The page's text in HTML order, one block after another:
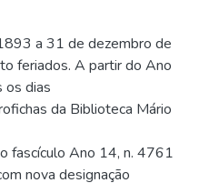
a 31 de dezembro de
feriados. A partir do Ano
os dias
da Biblioteca Mário
fascículo Ano 14, n. 4761
nova designação